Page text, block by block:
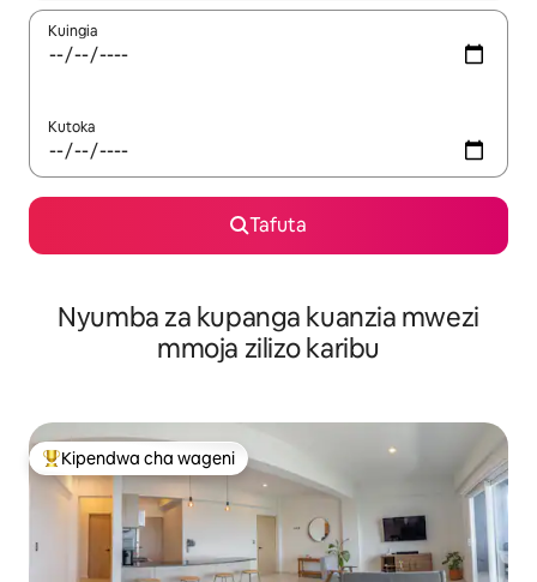
Kuingia
Kutoka
Tafuta
Nyumba za kupanga kuanzia mwezi
mmoja zilizo karibu
Kipendwa maarufu cha wageni
Kipendwa cha wageni